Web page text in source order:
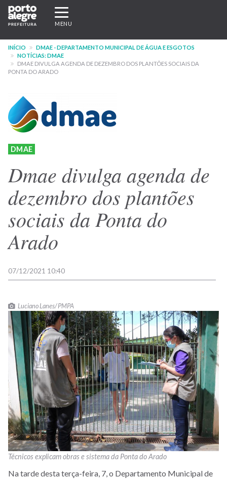
Pular
para
conteúdo
principal
Expandir/recolher
navegação
MENU
INÍCIO
DMAE - DEPARTAMENTO MUNICIPAL DE ÁGUA E ESGOTOS
NOTÍCIAS: DMAE
DMAE DIVULGA AGENDA DE DEZEMBRO DOS PLANTÕES SOCIAIS DA
PONTA DO ARADO
DMAE
Dmae divulga agenda de
dezembro dos plantões
sociais da Ponta do
Arado
07/12/2021 10:40
Luciano Lanes/ PMPA
Técnicos explicam obras e sistema da Ponta do Arado
Na tarde desta terça-feira, 7, o Departamento Municipal de